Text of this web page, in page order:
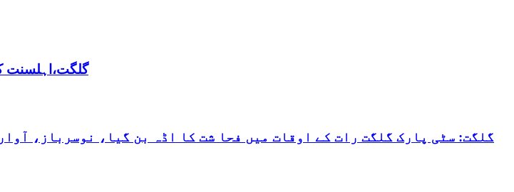
,گلگت،اہلسنت کیلئے فطرانہ فی
گلگت: سٹی پارک گلگت رات کے اوقات میں فحا شت کا اڈہ بن گیا، نوسرباز،